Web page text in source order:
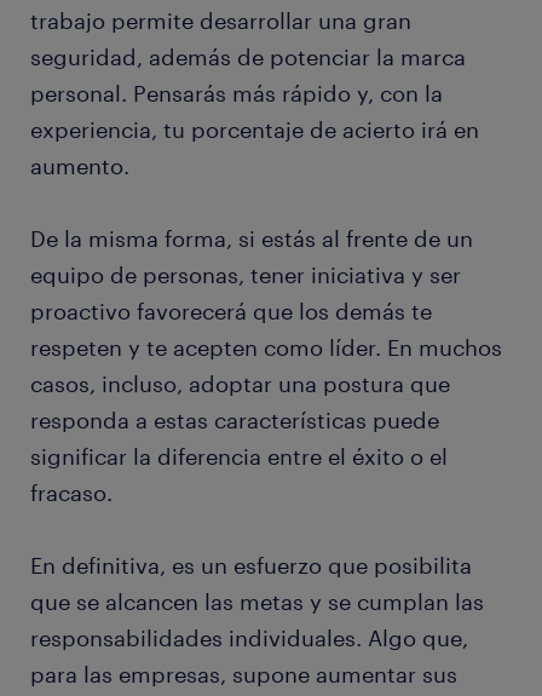
trabajo permite desarrollar una gran
seguridad, además de potenciar la marca
personal. Pensarás más rápido y, con la
experiencia, tu porcentaje de acierto irá en
aumento.
De la misma forma, si estás al frente de un
equipo de personas, tener iniciativa y ser
proactivo favorecerá que los demás te
respeten y te acepten como líder. En muchos
casos, incluso, adoptar una postura que
responda a estas características puede
significar la diferencia entre el éxito o el
fracaso.
En definitiva, es un esfuerzo que posibilita
que se alcancen las metas y se cumplan las
responsabilidades individuales. Algo que,
para las empresas, supone aumentar sus